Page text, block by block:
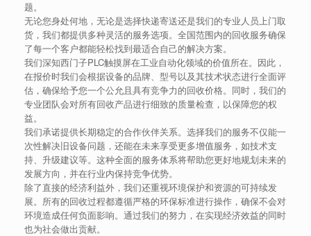
题。
无论您身处何地，无论是选择快递寄送还是我们的专业人员上门取
货，我们都提供多种灵活的服务选项。全国范围内的回收服务确保
了每一个客户都能轻松找到最适合自己的解决方案。
我们深知西门子PLC触摸屏在工业自动化领域的价值所在。因此，
在报价时我们会根据设备的品牌、型号以及其技术状态进行全面评
估，确保给予您一个公允且具有竞争力的回收价格。同时，我们的
专业团队会对所有回收产品进行细致的质量检查，以保障您的权
益。
我们承诺提供长期稳定的合作伙伴关系。选择我们的服务不仅能一
次性解决旧设备问题，还能在未来享受更多增值服务，如技术支
持、升级建议等。这种全面的服务体系将帮助您更好地规划未来的
发展方向，并在行业内保持竞争优势。
除了直接的经济利益外，我们还重视环境保护和资源的可持续发
展。所有的回收过程都遵循严格的环保标准进行操作，确保不会对
环境造成任何负面影响。通过我们的努力，在实现经济效益的同时
也为社会做出贡献。